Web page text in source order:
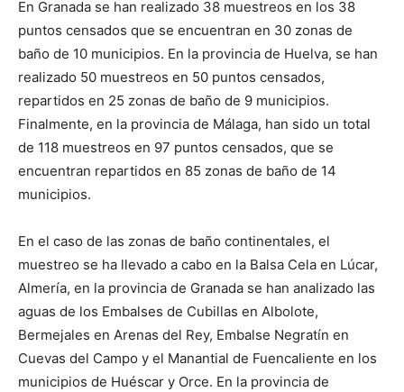
En Granada se han realizado 38 muestreos en los 38
puntos censados que se encuentran en 30 zonas de
baño de 10 municipios. En la provincia de Huelva, se han
realizado 50 muestreos en 50 puntos censados,
repartidos en 25 zonas de baño de 9 municipios.
Finalmente, en la provincia de Málaga, han sido un total
de 118 muestreos en 97 puntos censados, que se
encuentran repartidos en 85 zonas de baño de 14
municipios.
En el caso de las zonas de baño continentales, el
muestreo se ha llevado a cabo en la Balsa Cela en Lúcar,
Almería, en la provincia de Granada se han analizado las
aguas de los Embalses de Cubillas en Albolote,
Bermejales en Arenas del Rey, Embalse Negratín en
Cuevas del Campo y el Manantial de Fuencaliente en los
municipios de Huéscar y Orce. En la provincia de